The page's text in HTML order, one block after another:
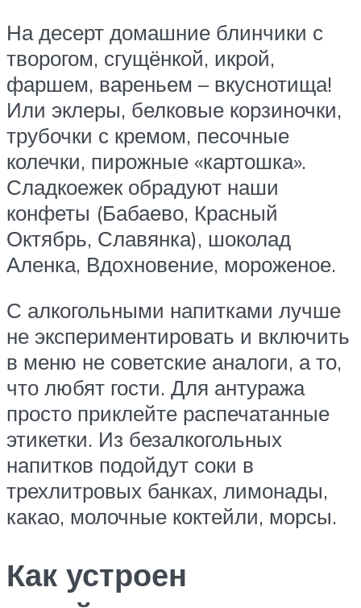
На десерт домашние блинчики с
творогом, сгущёнкой, икрой,
фаршем, вареньем – вкуснотища!
Или эклеры, белковые корзиночки,
трубочки с кремом, песочные
колечки, пирожные «картошка».
Сладкоежек обрадуют наши
конфеты (Бабаево, Красный
Октябрь, Славянка), шоколад
Аленка, Вдохновение, мороженое.
С алкогольными напитками лучше
не экспериментировать и включить
в меню не советские аналоги, а то,
что любят гости. Для антуража
просто приклейте распечатанные
этикетки. Из безалкогольных
напитков подойдут соки в
трехлитровых банках, лимонады,
какао, молочные коктейли, морсы.
Как устроен